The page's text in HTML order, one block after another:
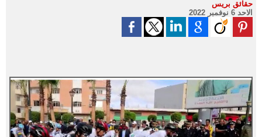
حقائق بريس
الاحد 6 نوفمبر 2022